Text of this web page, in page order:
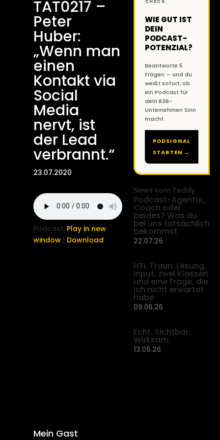
TAT0217 –
Peter
Huber:
„Wenn man
einen
Kontakt via
Social
Media
nervt, ist
der Lead
verbrannt.“
23.07.2020
Podcast: Play in new
window| Download
Mein Gast
CHECK
WIE GUT IST
DEIN
PODCAST-
POTENZIAL?
Beantworte 5
Fragen — und du
weißt sofort, ob
ein Podcast für
dein B2B-
Unternehmen Sinn
macht.
PODSIGNAL
STARTEN →
News vom Teddy
Podcast-Agentur,
Coach oder
beides? Was du
bei uns tatsächlich
bekommst
22.07.26
HTL Traun: Lesung,
Input, zwei Klassen
und eine Frage, die
ich nicht erwartet
habe
09.06.26
Echt. Sichtbar.
Wirksam.
13.05.26